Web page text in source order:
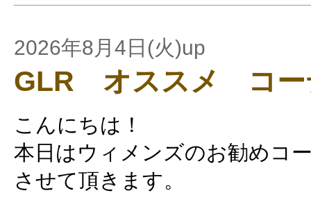
2026年8月4日(火)up
GLR オススメ コー
こんにちは！
本日はウィメンズのお勧めコ
させて頂きます。